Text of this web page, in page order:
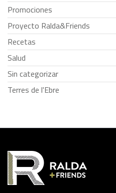
Promociones
Proyecto Ralda&Friends
Recetas
Salud
Sin categorizar
Terres de l'Ebre